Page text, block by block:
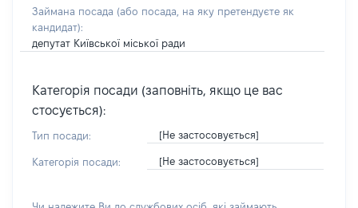
Займана посада (або посада, на яку претендуєте як
кандидат):
депутат Київської міської ради
Категорія посади (заповніть, якщо це вас
стосується):
Тип посади: [Не застосовується]
Категорія посади: [Не застосовується]